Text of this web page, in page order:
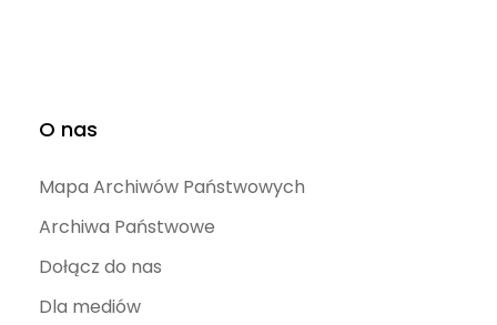
O nas
Mapa Archiwów Państwowych
Archiwa Państwowe
Dołącz do nas
Dla mediów